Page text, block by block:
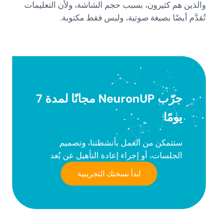
والذين هم كثيرون، بسبب حجم الشاشة، ولأن التعليمات
تُقدَّم أيضًا بصيغة صوتية، وليس فقط مكتوبة.
جرّب NeuronUP مجانًا لمدة 7
يومًا
ستتمكن من العمل بأنشطتنا، وتصميم
الجلسات، أو إجراء إعادة التأهيل عن بُعد
ابدأ نسختك التجريبية